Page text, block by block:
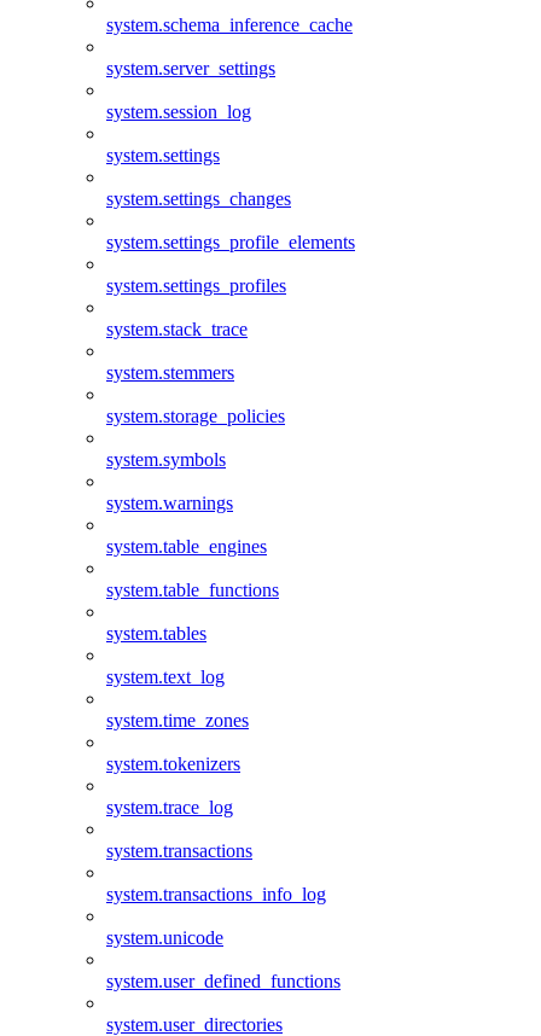
system.schema_inference_cache
system.server_settings
system.session_log
system.settings
system.settings_changes
system.settings_profile_elements
system.settings_profiles
system.stack_trace
system.stemmers
system.storage_policies
system.symbols
system.warnings
system.table_engines
system.table_functions
system.tables
system.text_log
system.time_zones
system.tokenizers
system.trace_log
system.transactions
system.transactions_info_log
system.unicode
system.user_defined_functions
system.user_directories